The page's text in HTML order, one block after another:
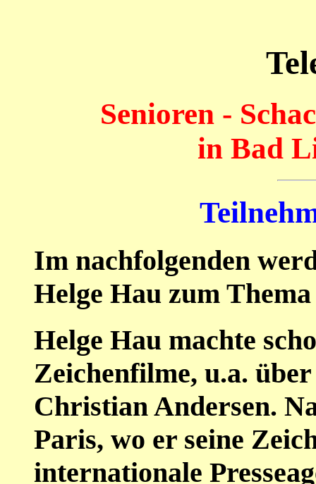
Senioren -
in Bad
Im nachfolgenden
Helge Hau zum
Helge Hau machte
Zeichenfilme, u.a.
Christian Andersen.
Paris, wo er seine
internationale